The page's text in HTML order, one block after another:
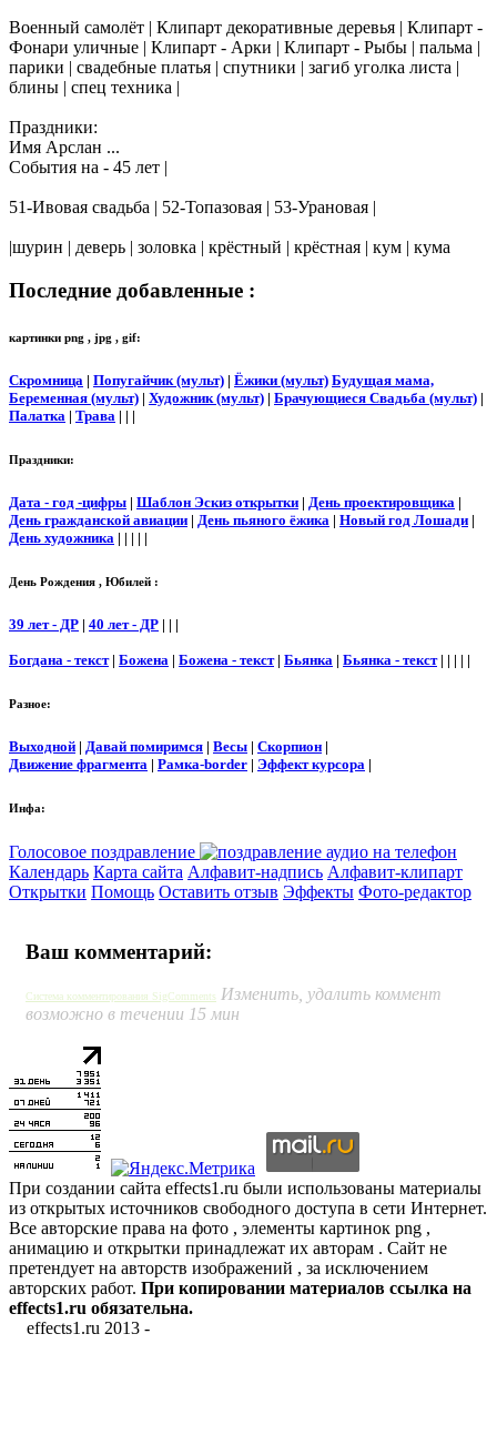
Военный самолёт | Клипарт декоративные деревья | Клипарт -
Фонари уличные | Клипарт - Арки | Клипарт - Рыбы | пальма |
парики | свадебные платья | спутники | загиб уголка листа |
блины | спец техника |
Праздники:
Имя Арслан ...
События на - 45 лет |
51-Ивовая свадьба | 52-Топазовая | 53-Урановая |
|шурин | деверь | золовка | крёстный | крёстная | кум | кума
Последние добавленные :
картинки png , jpg , gif:
Скромница | Попугайчик (мульт) | Ёжики (мульт) Будущая мама,
Беременная (мульт) | Художник (мульт) | Брачующиеся Свадьба (мульт) |
Палатка | Трава | | |
Праздники:
Дата - год -цифры | Шаблон Эскиз открытки | День проектировщика |
День гражданской авиации | День пьяного ёжика | Новый год Лошади |
День художника | | | | |
День Рождения , Юбилей :
39 лет - ДР | 40 лет - ДР | | |
Богдана - текст| Божена | Божена - текст| Бьянка | Бьянка - текст| | | | |
Разное:
Выходной | Давай помиримся | Весы | Скорпион |
Движение фрагмента | Рамка-border | Эффект курсора |
Инфа:
Голосовое поздравление
Календарь Карта сайта Алфавит-надпись Алфавит-клипарт
Открытки Помощь Оставить отзыв Эффекты Фото-редактор
Ваш комментарий:
Система комментирования SigComments Изменить, удалить коммент
возможно в течении 15 мин
При создании сайта effects1.ru были использованы материалы
из открытых источников свободного доступа в сети Интернет.
Все авторские права на фото , элементы картинок png ,
анимацию и открытки принадлежат их авторам . Сайт не
претендует на авторств изображений , за исключением
авторских работ. При копировании материалов ссылка на
effects1.ru обязательна.
effects1.ru 2013 -